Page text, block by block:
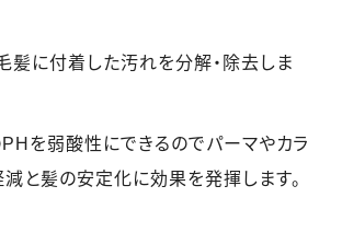
毛髪に付着した汚れを分解・除去しま
PHを弱酸性にできるのでパーマやカラ
と髪の安定化に効果を発揮します。